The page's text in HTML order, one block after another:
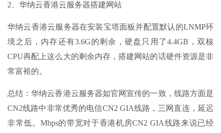
2、华纳云香港云服务器搭建网站
华纳云香港云服务器在安装宝塔面板并配置默认的LNMP环
境之后，内存还有3.6G的剩余，硬盘只用了4.4GB，双核
CPU再配上这么大的剩余内存，搭建网站的话硬件资源是非
常富裕的。
总结：华纳云香港云服务器如官网宣传的一致，线路方面是
CN2线路中非常优秀的电信CN2 GIA线路，三网直连，延迟
非常低。Mbps的带宽对于香港机房CN2 GIA线路来说已经